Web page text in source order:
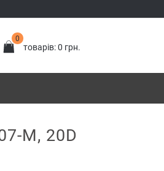
0
товарів: 0 грн.
M, 20D